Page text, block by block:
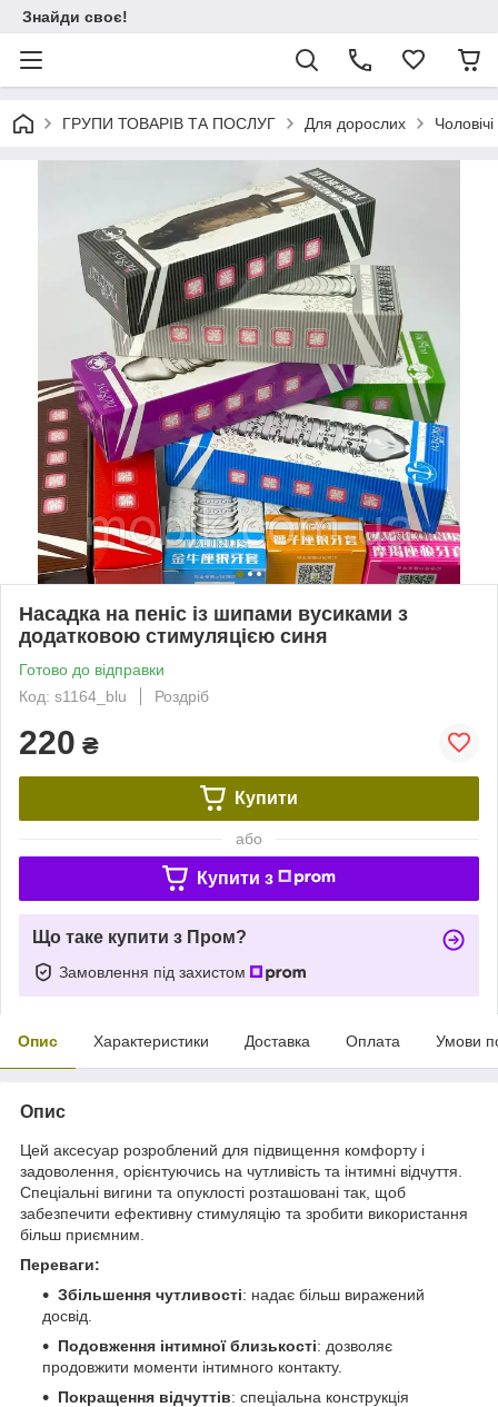
Знайди своє!
ГРУПИ ТОВАРІВ ТА ПОСЛУГ Для дорослих
Насадка на пеніс із шипами вусиками з
додатковою стимуляцією синя
Готово до відправки
Код: s1164_blu
Роздріб
220 ₴
Купити
або
Купити з
Що таке купити з Пром?
Замовлення під захистом
Опис Характеристики Доставка Оплата Умови
Опис
Цей аксесуар розроблений для підвищення комфорту і
задоволення, орієнтуючись на чутливість та інтимні відчуття.
Спеціальні вигини та опуклості розташовані так, щоб
забезпечити ефективну стимуляцію та зробити використання
більш приємним.
Переваги:
Збільшення чутливості: надає більш виражений
досвід.
Подовження інтимної близькості: дозволяє
продовжити моменти інтимного контакту.
Покращення відчуттів: спеціальна конструкція